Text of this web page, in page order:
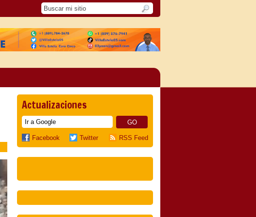
Actualizaciones
Facebook Twitter RSS Feed